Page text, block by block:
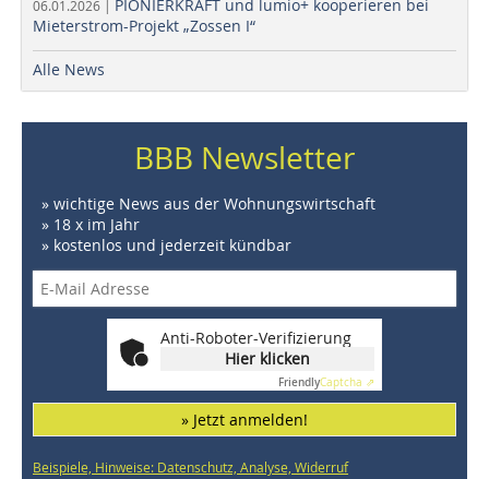
06.01.2026 | PIONIERKRAFT und lumio+ kooperieren bei
Mieterstrom-Projekt „Zossen I“
Alle News
BBB Newsletter
» wichtige News aus der Wohnungswirtschaft
» 18 x im Jahr
» kostenlos und jederzeit kündbar
Anti-Roboter-Verifizierung
Hier klicken
FriendlyCaptcha ⇗
» Jetzt anmelden!
Beispiele, Hinweise: Datenschutz, Analyse, Widerruf